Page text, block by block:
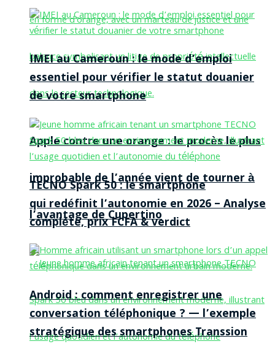
Apple contre une orange : le procès le plus
improbable de l’année vient de tourner à
l’avantage de Cupertino
IMEI au Cameroun : le mode d’emploi
essentiel pour vérifier le statut douanier
de votre smartphone
TECNO Spark 50 : le smartphone
qui redéfinit l’autonomie en 2026 – Analyse
complète, prix FCFA & verdict
Android : comment enregistrer une
conversation téléphonique ? — l’exemple
stratégique des smartphones Transsion